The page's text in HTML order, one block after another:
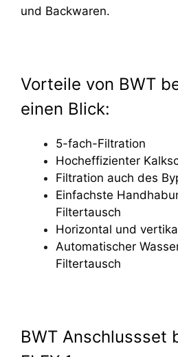
und Backwaren.
Vorteile von BWT
einen Blick:
5-fach-Filtration
Hocheffizienter
Filtration auch des
Einfachste
Filtertausch
Horizontal und
Automatischer
Filtertausch
BWT Anschlussset